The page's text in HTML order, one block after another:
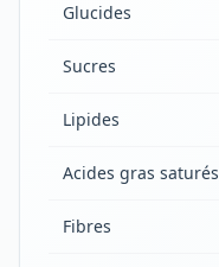
Glucides
Sucres
Lipides
Acides gras saturés
Fibres